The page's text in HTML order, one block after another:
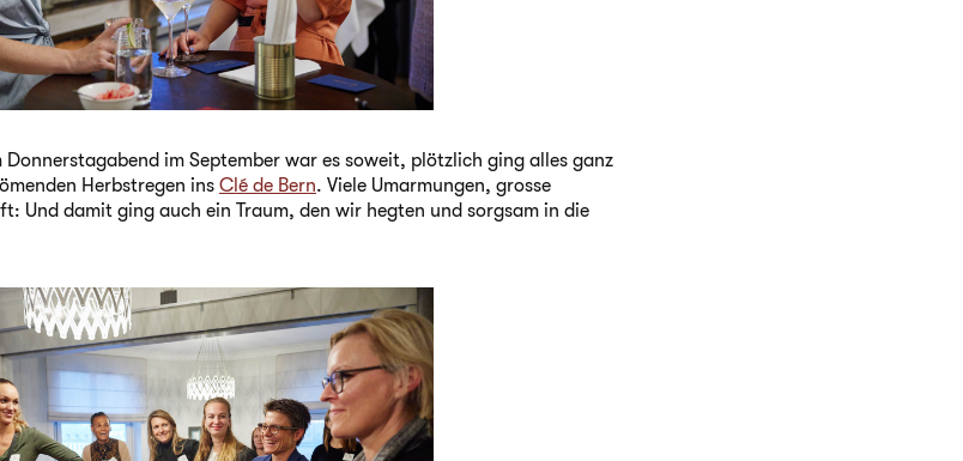
Donnerstagabend im September war es soweit, plötzlich ging alles ganz
Herbstregen ins Clé de Bern. Viele Umarmungen, grosse
Und damit ging auch ein Traum, den wir hegten und sorgsam in die